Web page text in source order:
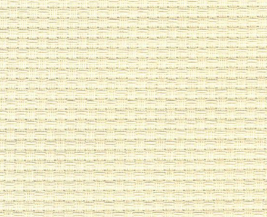
4,35 / cm - 11 ct.
ZUM ARTIKEL